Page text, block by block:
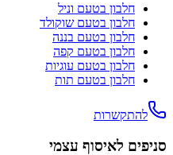
חלבון בטעם וניל
חלבון בטעם שוקולד
חלבון בטעם בננה
חלבון בטעם קפה
חלבון בטעם עוגיות
חלבון בטעם תות
להתקשרות
סניפים לאיסוף עצמי